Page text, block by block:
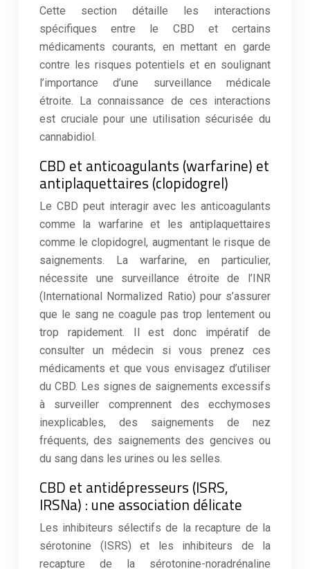
Cette section détaille les interactions
spécifiques entre le CBD et certains
médicaments courants, en mettant en garde
contre les risques potentiels et en soulignant
l’importance d’une surveillance médicale
étroite. La connaissance de ces interactions
est cruciale pour une utilisation sécurisée du
cannabidiol.
CBD et anticoagulants (warfarine) et
antiplaquettaires (clopidogrel)
Le CBD peut interagir avec les anticoagulants
comme la warfarine et les antiplaquettaires
comme le clopidogrel, augmentant le risque de
saignements. La warfarine, en particulier,
nécessite une surveillance étroite de l’INR
(International Normalized Ratio) pour s’assurer
que le sang ne coagule pas trop lentement ou
trop rapidement. Il est donc impératif de
consulter un médecin si vous prenez ces
médicaments et que vous envisagez d’utiliser
du CBD. Les signes de saignements excessifs
à surveiller comprennent des ecchymoses
inexplicables, des saignements de nez
fréquents, des saignements des gencives ou
du sang dans les urines ou les selles.
CBD et antidépresseurs (ISRS,
IRSNa) : une association délicate
Les inhibiteurs sélectifs de la recapture de la
sérotonine (ISRS) et les inhibiteurs de la
recapture de la sérotonine-noradrénaline